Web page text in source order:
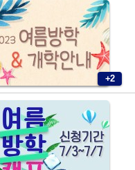
+2